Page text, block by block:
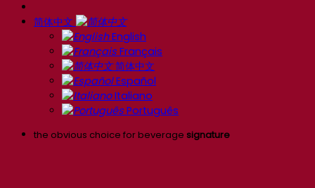
简体中文
English
Français
简体中文
Español
Italiano
Português
the obvious choice for beverage signature